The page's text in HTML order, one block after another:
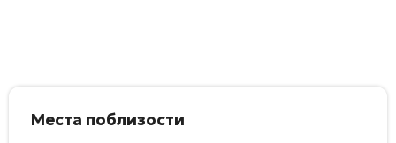
Места поблизости